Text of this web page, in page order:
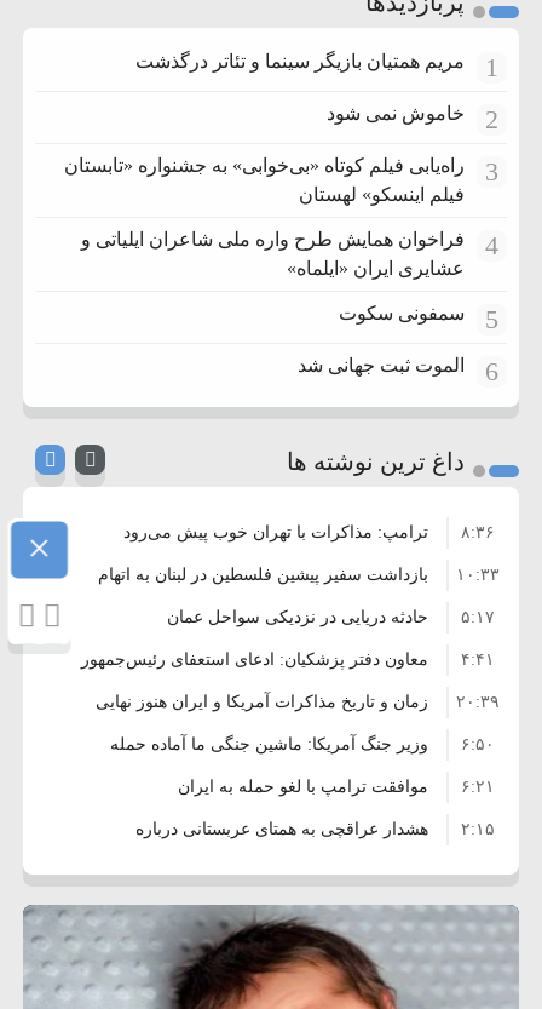
1 مریم همتیان بازیگر سینما و تئاتر درگذشت
2 خاموش نمی شود
3
راه‌یابی فیلم کوتاه «بی‌خوابی» به جشنواره «تابستان
فیلم اینسکو» لهستان
4
فراخوان همایش طرح واره ملی شاعران ایلیاتی و
عشایری ایران «ایلماه»
5 سمفونی سکوت
6 الموت ثبت جهانی شد
داغ ترین نوشته ها
ترامپ: مذاکرات با تهران خوب پیش می‌رود ۸:۳۶
بازداشت سفیر پیشین فلسطین در لبنان به اتهام
فساد و اختلاس اموال
۱۰:۳۳
حادثه دریایی در نزدیکی سواحل عمان ۵:۱۷
معاون دفتر پزشکیان: ادعای استعفای رئیس‌جمهور
واهی و کذب محض است
۴:۴۱
زمان و تاریخ مذاکرات آمریکا و ایران هنوز نهایی
نشده است
۲۰:۳۹
وزیر جنگ آمریکا: ماشین جنگی ما آماده حمله
نظامی علیه ایران است
۶:۵۰
موافقت ترامپ با لغو حمله به ایران ۶:۲۱
هشدار عراقچی به همتای عربستانی درباره
همراهی با آمریکا
۲:۱۵
مقام ارشد امنیتی: برنامه گسترده‌ای برای پاسخ به
دیوانگی آمریکا داریم
۷:۱۰
ترامپ دستور حملات جدید علیه ایران را صادر کرد ۵:۴۵
سپاه: دو نفتکش متخلف مورد اصابت قرار گرفته
و متوقف شدند
۱۲:۵۹
ترامپ مدعی توافق تاریخی برای خلع سلاح کامل
×